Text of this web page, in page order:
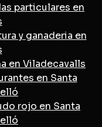
particulares en
y ganaderia en
en Viladecavalls
en Santa
rojo en Santa